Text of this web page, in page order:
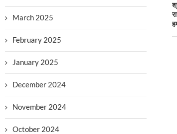
March 2025
February 2025
January 2025
December 2024
November 2024
October 2024